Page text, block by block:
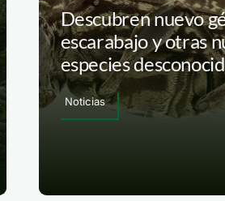
Descubren nuevo
escarabajo y otras
especies
Noticias